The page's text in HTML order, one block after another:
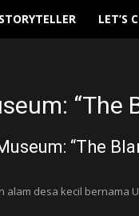
STORYTELLER LET’S
“The
“The
alam desa kecil bernama